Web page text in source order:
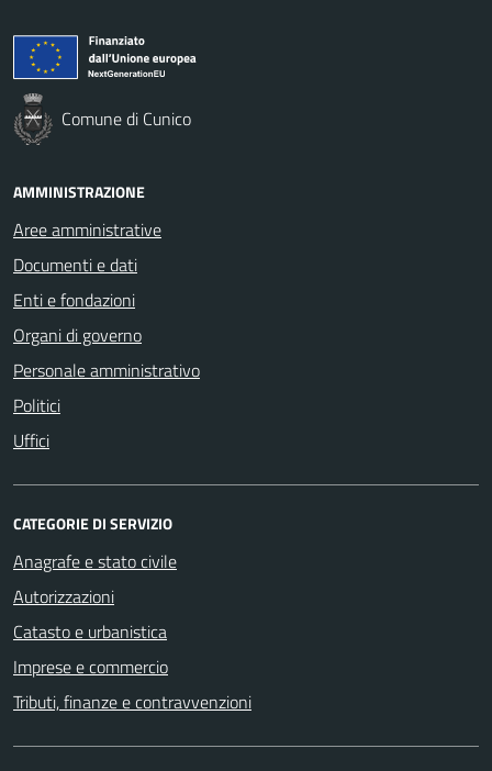
Comune di Cunico
AMMINISTRAZIONE
Aree amministrative
Documenti e dati
Enti e fondazioni
Organi di governo
Personale amministrativo
Politici
Uffici
CATEGORIE DI SERVIZIO
Anagrafe e stato civile
Autorizzazioni
Catasto e urbanistica
Imprese e commercio
Tributi, finanze e contravvenzioni